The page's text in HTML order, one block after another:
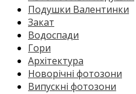
Подушки Валентинки
Закат
Водоспади
Гори
Архітектура
Новорічні фотозони
Випускні фотозони